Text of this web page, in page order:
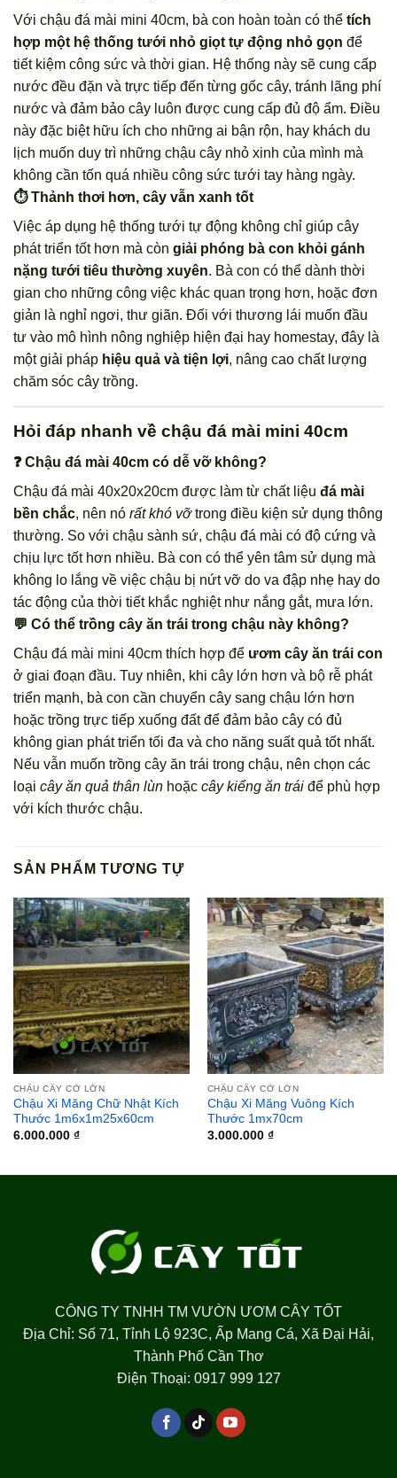
Với chậu đá mài mini 40cm, bà con hoàn toàn có thể tích
hợp một hệ thống tưới nhỏ giọt tự động nhỏ gọn để
tiết kiệm công sức và thời gian. Hệ thống này sẽ cung cấp
nước đều đặn và trực tiếp đến từng gốc cây, tránh lãng phí
nước và đảm bảo cây luôn được cung cấp đủ độ ẩm. Điều
này đặc biệt hữu ích cho những ai bận rộn, hay khách du
lịch muốn duy trì những chậu cây nhỏ xinh của mình mà
không cần tốn quá nhiều công sức tưới tay hàng ngày.
⏱️ Thảnh thơi hơn, cây vẫn xanh tốt
Việc áp dụng hệ thống tưới tự động không chỉ giúp cây
phát triển tốt hơn mà còn giải phóng bà con khỏi gánh
nặng tưới tiêu thường xuyên. Bà con có thể dành thời
gian cho những công việc khác quan trọng hơn, hoặc đơn
giản là nghỉ ngơi, thư giãn. Đối với thương lái muốn đầu
tư vào mô hình nông nghiệp hiện đại hay homestay, đây là
một giải pháp hiệu quả và tiện lợi, nâng cao chất lượng
chăm sóc cây trồng.
Hỏi đáp nhanh về chậu đá mài mini 40cm
❓ Chậu đá mài 40cm có dễ vỡ không?
Chậu đá mài 40x20x20cm được làm từ chất liệu đá mài
bền chắc, nên nó rất khó vỡtrong điều kiện sử dụng thông
thường. So với chậu sành sứ, chậu đá mài có độ cứng và
chịu lực tốt hơn nhiều. Bà con có thể yên tâm sử dụng mà
không lo lắng về việc chậu bị nứt vỡ do va đập nhẹ hay do
tác động của thời tiết khắc nghiệt như nắng gắt, mưa lớn.
💬 Có thể trồng cây ăn trái trong chậu này không?
Chậu đá mài mini 40cm thích hợp để ươm cây ăn trái con
ở giai đoạn đầu. Tuy nhiên, khi cây lớn hơn và bộ rễ phát
triển mạnh, bà con cần chuyển cây sang chậu lớn hơn
hoặc trồng trực tiếp xuống đất để đảm bảo cây có đủ
không gian phát triển tối đa và cho năng suất quả tốt nhất.
Nếu vẫn muốn trồng cây ăn trái trong chậu, nên chọn các
loại cây ăn quả thân lùn hoặc cây kiểng ăn trái để phù hợp
với kích thước chậu.
SẢN PHẨM TƯƠNG TỰ
CHẬU CÂY CỞ LỚN
Chậu Xi Măng Chữ Nhật Kích
Thước 1m6x1m25x60cm
6.000.000 ₫
CHẬU CÂY CỞ LỚN
Chậu Xi Măng Vuông Kích
Thước 1mx70cm
3.000.000 ₫
CÔNG TY TNHH TM VƯỜN ƯƠM CÂY TỐT
Địa Chỉ: Số 71, Tỉnh Lộ 923C, Ấp Mang Cá, Xã Đại Hải,
Thành Phố Cần Thơ
Điện Thoại: 0917 999 127